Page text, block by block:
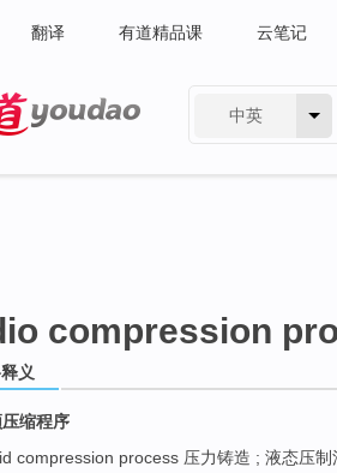
翻译 有道精品课 云笔记
中英
compression
义
缩程序
compression process 压力铸造 ; 液态压